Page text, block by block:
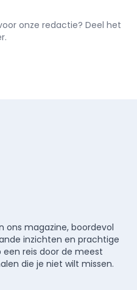
onze redactie? Deel het
ons magazine, boordevol
inzichten en prachtige
reis door de meest
die je niet wilt missen.